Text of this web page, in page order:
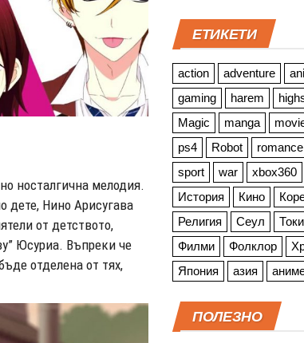
носталгична мелодия.
дете, Нино Арисугава
от детството,
Юсуриа. Въпреки че
отделена от тях,
ЕТИКЕТИ
action adventure
gaming
harem
Magic
manga
ps4
Robot romance
sport
war xbox360
История
Кино
Религия
Сеул
Филми
Фолклор
Япония
азия
ПОЛЕЗНО